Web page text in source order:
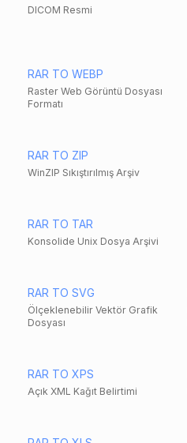
DICOM Resmi
RAR TO WEBP
Raster Web Görüntü Dosyası
Formatı
RAR TO ZIP
WinZIP Sıkıştırılmış Arşiv
RAR TO TAR
Konsolide Unix Dosya Arşivi
RAR TO SVG
Ölçeklenebilir Vektör Grafik
Dosyası
RAR TO XPS
Açık XML Kağıt Belirtimi